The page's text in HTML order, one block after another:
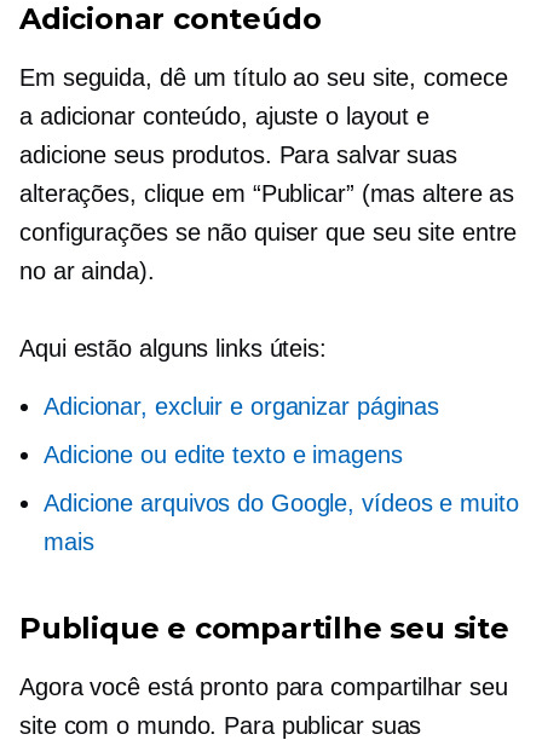
Adicionar conteúdo
Em seguida, dê um título ao seu site, comece
a adicionar conteúdo, ajuste o layout e
adicione seus produtos. Para salvar suas
alterações, clique em “Publicar” (mas altere as
configurações se não quiser que seu site entre
no ar ainda).
Aqui estão alguns links úteis:
Adicionar, excluir e organizar páginas
Adicione ou edite texto e imagens
Adicione arquivos do Google, vídeos e muito
mais
Publique e compartilhe seu site
Agora você está pronto para compartilhar seu
site com o mundo. Para publicar suas